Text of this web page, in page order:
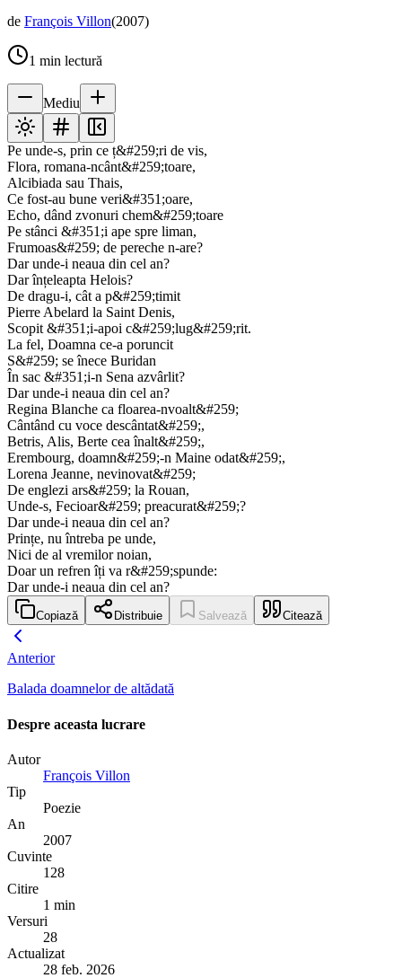
de François Villon(2007)
1 min lectură
Mediu
Pe unde-s, prin ce ț&#259;ri de vis,
Flora, romana-ncânt&#259;toare,
Alcibiada sau Thais,
Ce fost-au bune veri&#351;oare,
Echo, dând zvonuri chem&#259;toare
Pe stânci &#351;i ape spre liman,
Frumoas&#259; de pereche n-are?
Dar unde-i neaua din cel an?
Dar înțeleapta Helois?
De dragu-i, cât a p&#259;timit
Pierre Abelard la Saint Denis,
Scopit &#351;i-apoi c&#259;lug&#259;rit.
La fel, Doamna ce-a poruncit
S&#259; se înece Buridan
În sac &#351;i-n Sena azvârlit?
Dar unde-i neaua din cel an?
Regina Blanche ca floarea-nvoalt&#259;
Cântând cu voce descântat&#259;,
Betris, Alis, Berte cea înalt&#259;,
Erembourg, doamn&#259;-n Maine odat&#259;,
Lorena Jeanne, nevinovat&#259;
De englezi ars&#259; la Rouan,
Unde-s, Fecioar&#259; preacurat&#259;?
Dar unde-i neaua din cel an?
Prințe, nu întreba pe unde,
Nici de al vremilor noian,
Doar un refren îți va r&#259;spunde:
Dar unde-i neaua din cel an?
Copiază Distribuie Salvează Citează
Anterior
Balada doamnelor de altădată
Despre aceasta lucrare
Autor
François Villon
Tip
Poezie
An
2007
Cuvinte
128
Citire
1 min
Versuri
28
Actualizat
28 feb. 2026